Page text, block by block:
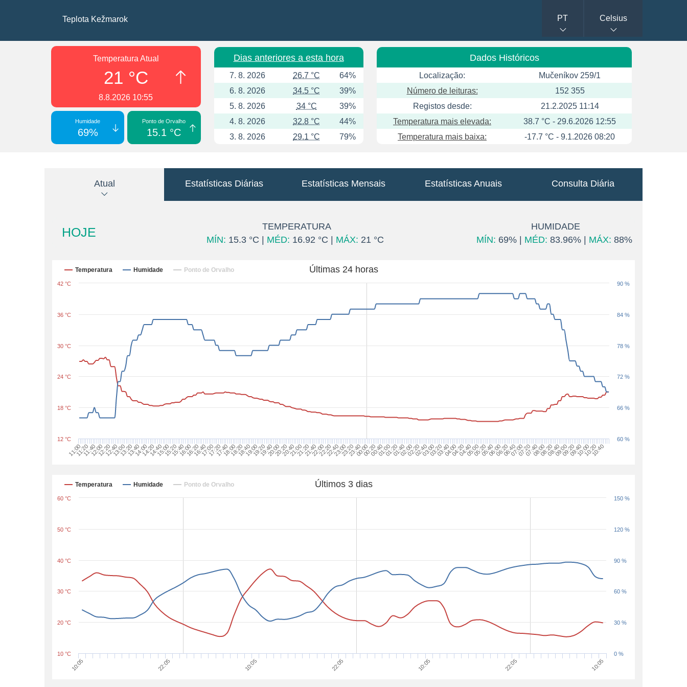
Teplota Kežmarok PT Celsius
Temperatura Atual
21 °C
8.8.2026 10:55
Humidade
69%
Ponto de Orvalho
15.1 °C
Dias anteriores a esta hora
7. 8. 2026 26.7 °C
64%
6. 8. 2026
34.5 °C
39%
5. 8. 2026
34 °C
39%
4. 8. 2026
32.8 °C
44%
3. 8. 2026
29.1 °C 79%
Dados Históricos
Localização:
Mučeníkov 259/1
Número de leituras:
152 355
Registos desde:
21.2.2025 11:14
Temperatura mais elevada:
38.7 °C - 29.6.2026 12:55
Temperatura mais baixa:
-17.7 °C - 9.1.2026 08:20
Atual Estatísticas Diárias Estatísticas Mensais Estatísticas Anuais Consulta Diária
HOJE
TEMPERATURA
MÍN: 15.3 °C | MÉD: 16.92 °C | MÁX: 21 °C
HUMIDADE
MÍN: 69% | MÉD: 83.96% | MÁX: 88%
Últimas 24 horas
Temperatura Humidade Ponto de Orvalho
11:0011:2011:4012:0012:2012:4013:0013:2013:4014:0014:2014:4015:0015:2015:4016:0016:2016:4017:0017:2017:4018:0018:2018:4019:0019:2019:4020:0020:2020:4021:0021:2021:4022:0022:2022:4023:0023:2023:4000:0000:2000:4001:0001:2001:4002:0002:2002:4003:0003:2003:4004:0004:2004:4005:0005:2005:4006:0006:2006:4007:0007:2007:4008:0008:2008:4009:0009:2009:4010:0010:2010:40
12 °C
18 °C
24 °C
30 °C
36 °C
42 °C
60 %
66 %
72 %
78 %
84 %
90 %
Últimos 3 dias
Temperatura Humidade Ponto de Orvalho
10:05 22:05 10:05 22:05 10:05 22:05 10:05
10 °C
20 °C
30 °C
40 °C
50 °C
60 °C
0 %
30 %
60 %
90 %
120 %
150 %